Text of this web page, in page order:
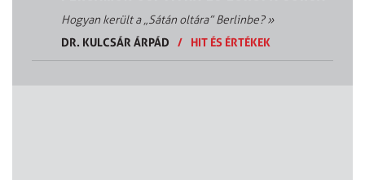
Hogyan került a „Sátán oltára” Berlinbe?»
DR. KULCSÁR ÁRPÁD
/ HIT ÉS ÉRTÉKEK